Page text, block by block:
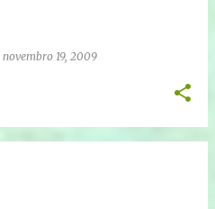
novembro 19, 2009